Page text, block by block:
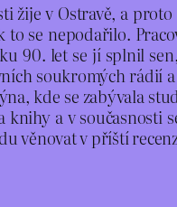
v Ostravě, a
se nepodařilo.
90. let se jí splnil
soukromých rádií
kde se zabývala
a v
věnovat v příští